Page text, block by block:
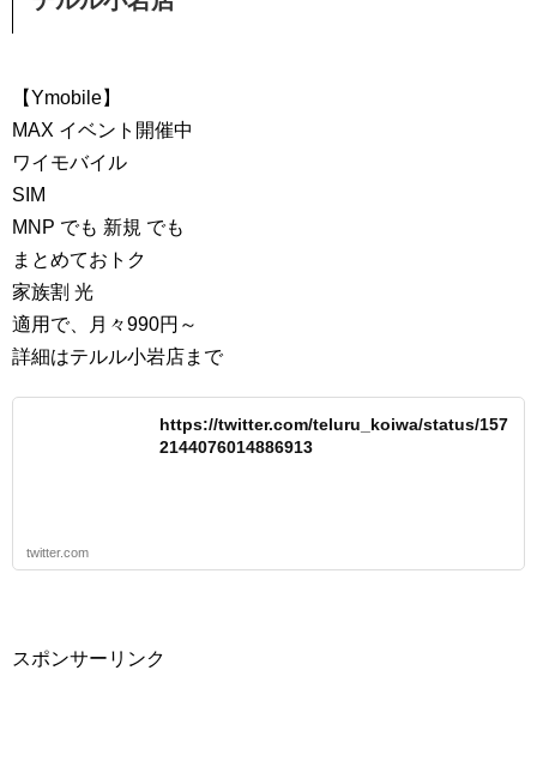
【Ymobile】
MAX イベント開催中
ワイモバイル
SIM
MNP でも 新規 でも
まとめておトク
家族割 光
適用で、月々990円～
詳細はテルル小岩店まで
https://twitter.com/teluru_koiwa/status/157
2144076014886913
twitter.com
スポンサーリンク